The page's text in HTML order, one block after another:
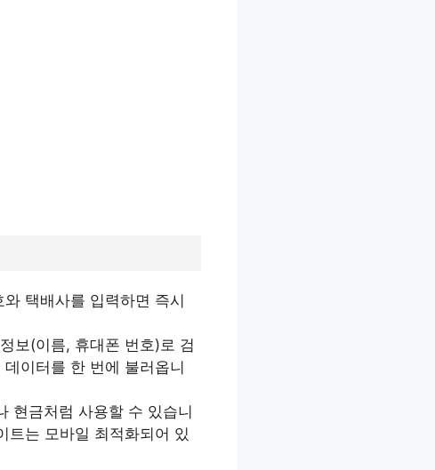
택배사를 입력하면 즉시
보(이름, 휴대폰 번호)로 검
이터를 한 번에 불러옵니
현금처럼 사용할 수 있습니
트는 모바일 최적화되어 있